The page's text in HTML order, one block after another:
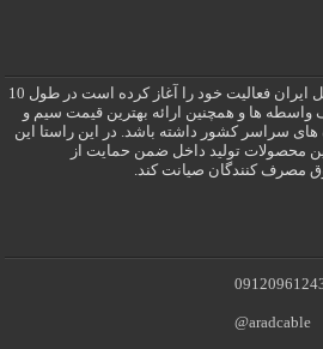
آراد کابل که با نام بازار سیم و کابل ایران فعالیت خود را آغاز کرده است در طول 10
ها و همچنین ارائه بهترین قیمت سیم و
های سراسر کشور داشته باشد. در این راستا این
محصولات تولید داخل ضمن حمایت از
مصرف کنندگان صیانت کند.
@aradcable